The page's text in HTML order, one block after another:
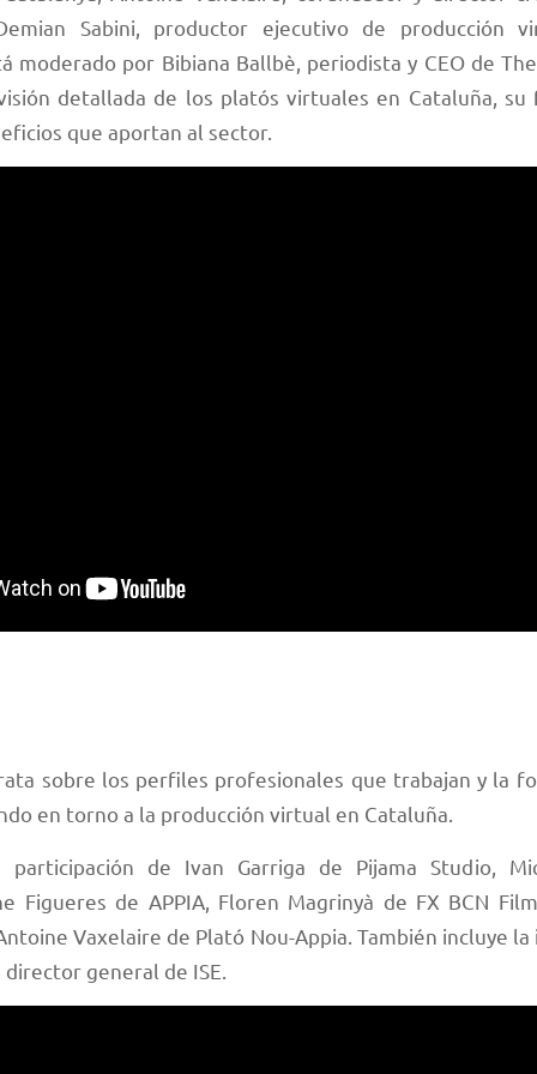
Sabini, productor ejecutivo de producción
moderado por Bibiana Ballbè, periodista y CEO de
detallada de los platós virtuales en Cataluña, su
que aportan al sector.
sobre los perfiles profesionales que trabajan y la
en torno a la producción virtual en Cataluña.
de Ivan Garriga de Pijama Studio,
Figueres de APPIA, Floren Magrinyà de FX BCN
Vaxelaire de Plató Nou-Appia. También incluye
general de ISE.